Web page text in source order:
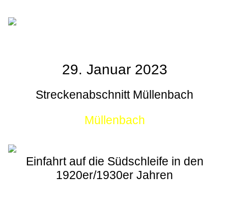
29. Januar 2023
Streckenabschnitt Müllenbach
Müllenbach
Einfahrt auf die Südschleife in den
1920er/1930er Jahren